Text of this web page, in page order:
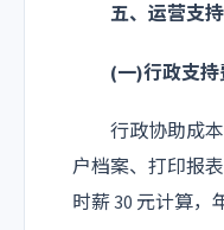
五、运营支
(一)行政支持
行政协助成本
户档案、打印报
时薪 30 元计算，